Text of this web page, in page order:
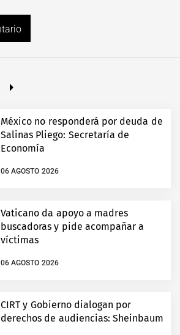
México no responderá por deuda de
Salinas Pliego: Secretaría de
Economía
06 AGOSTO 2026
Vaticano da apoyo a madres
buscadoras y pide acompañar a
víctimas
06 AGOSTO 2026
CIRT y Gobierno dialogan por
derechos de audiencias: Sheinbaum